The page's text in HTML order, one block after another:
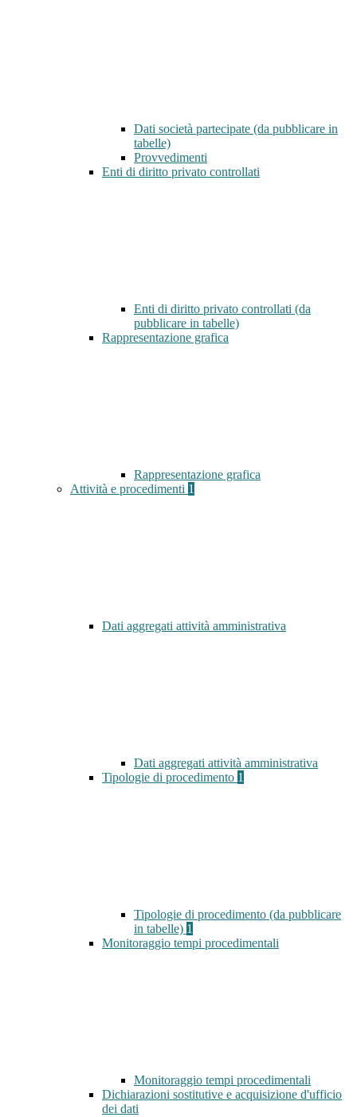
Dati società partecipate (da pubblicare in
tabelle)
Provvedimenti
Enti di diritto privato controllati
Enti di diritto privato controllati (da
pubblicare in tabelle)
Rappresentazione grafica
Rappresentazione grafica
Attività e procedimenti 1
Dati aggregati attività amministrativa
Dati aggregati attività amministrativa
Tipologie di procedimento 1
Tipologie di procedimento (da pubblicare
in tabelle) 1
Monitoraggio tempi procedimentali
Monitoraggio tempi procedimentali
Dichiarazioni sostitutive e acquisizione d'ufficio
dei dati